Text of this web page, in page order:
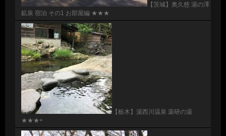
【茨城】奥久慈 湯の澤
鉱泉 宿泊 その1 お部屋編 ★★★
【栃木】湯西川温泉 薬研の湯
★★★+